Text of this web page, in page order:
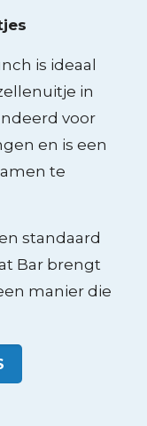
is ideaal
in
voor
en is een
te
standaard
Bar brengt
manier die